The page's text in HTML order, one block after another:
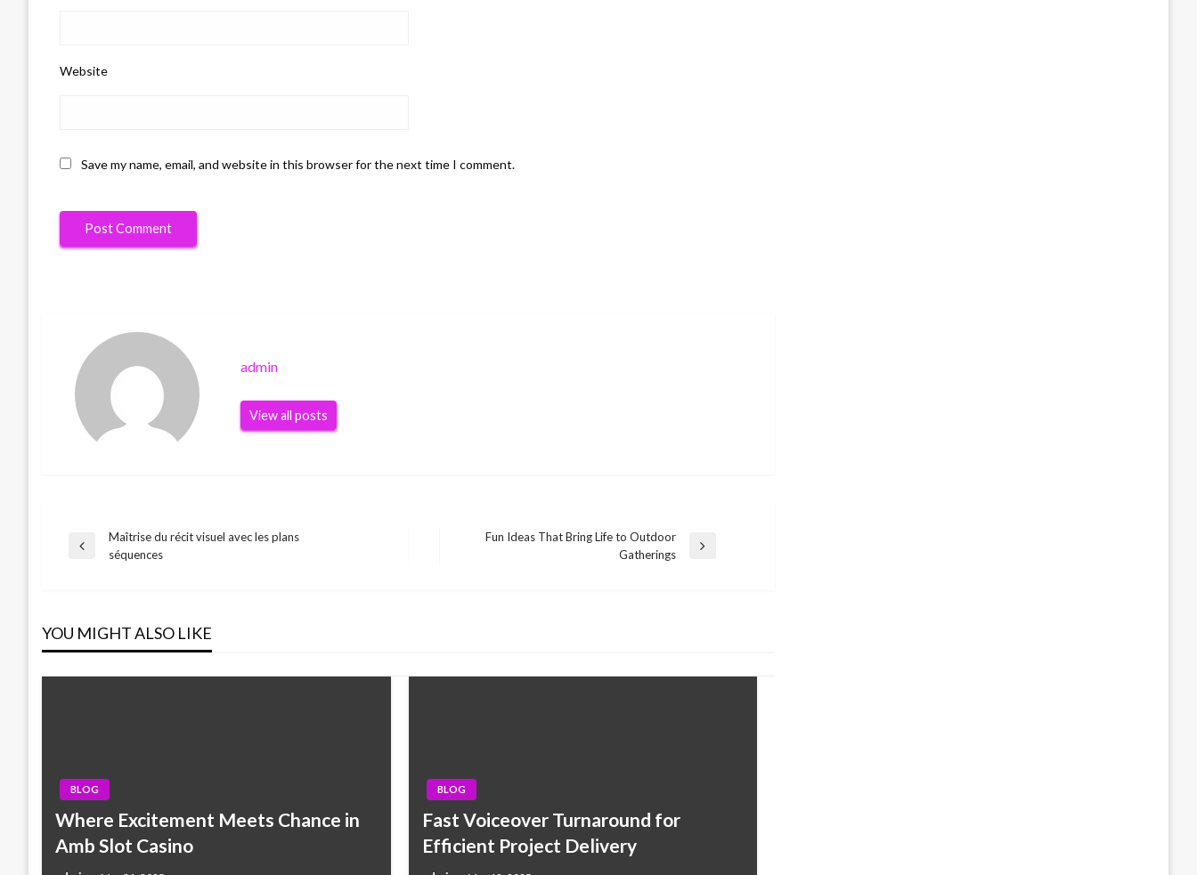
Website
Save my name, email, and website in this browser for the next time I comment.
admin
View all posts
Post
Previous
Maîtrise du récit visuel avec les plans
séquences
Fun Ideas That Bring Life to Outdoor
Gatherings
YOU MIGHT ALSO LIKE
BLOG
Where Excitement Meets Chance in
Amb Slot Casino
BLOG
Fast Voiceover Turnaround for
Efficient Project Delivery